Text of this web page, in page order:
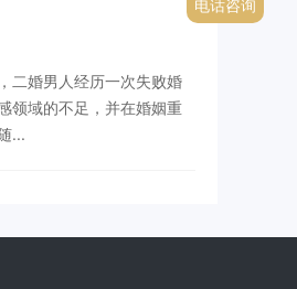
二婚男人经历一次失败婚
领域的不足，并在婚姻重
...
电话咨询